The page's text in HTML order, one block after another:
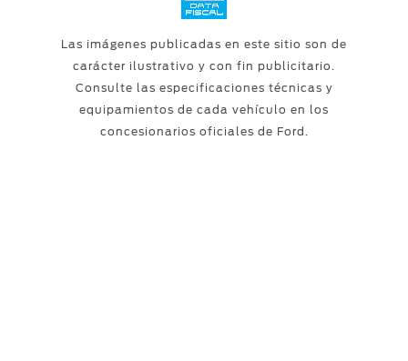
Las imágenes publicadas en este sitio son de
carácter ilustrativo y con fin publicitario.
Consulte las especificaciones técnicas y
equipamientos de cada vehículo en los
concesionarios oficiales de Ford.